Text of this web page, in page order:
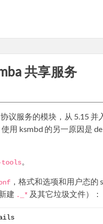
共享服务
议服务的模块，从 5.15
用 ksmbd 的另一原因是
tools。
，格式和选项和用户态
建 . * 及其它垃圾文件）：